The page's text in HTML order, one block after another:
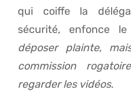
qui coiffe la
sécurité, enfonce
déposer plainte,
commission
regarder les vidéos.